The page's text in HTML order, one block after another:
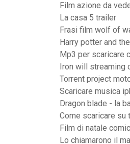
Film azione da
La casa 5 trailer
Frasi film wolf of
Harry potter and
Mp3 per scaricare
Iron will streaming
Torrent project
Scaricare musica
Dragon blade - la
Come scaricare su
Film di natale
Lo chiamarono il